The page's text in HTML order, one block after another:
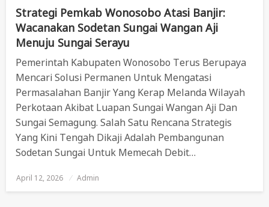
Strategi Pemkab Wonosobo Atasi Banjir:
Wacanakan Sodetan Sungai Wangan Aji
Menuju Sungai Serayu
Pemerintah Kabupaten Wonosobo Terus Berupaya
Mencari Solusi Permanen Untuk Mengatasi
Permasalahan Banjir Yang Kerap Melanda Wilayah
Perkotaan Akibat Luapan Sungai Wangan Aji Dan
Sungai Semagung. Salah Satu Rencana Strategis
Yang Kini Tengah Dikaji Adalah Pembangunan
Sodetan Sungai Untuk Memecah Debit…
Posted
On
April 12, 2026 Admin